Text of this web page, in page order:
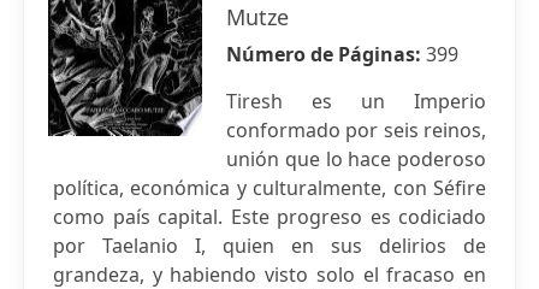
Mutze
Número de Páginas: 399
Tiresh es un Imperio
conformado por seis reinos,
unión que lo hace poderoso
política, económica y culturalmente, con Séfire
como país capital. Este progreso es codiciado
por Taelanio I, quien en sus delirios de
grandeza, y habiendo visto solo el fracaso en